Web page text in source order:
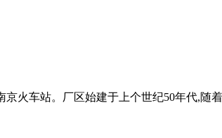
火车站。厂区始建于上个世纪50年代,